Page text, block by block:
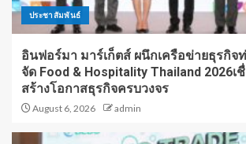
ประชาสัมพันธ์
อินฟอร์มา มาร์เก็ตส์ ผนึกเครือข่ายธุรกิจ
จัด Food & Hospitality Thailand 2026
สร้างโอกาสธุรกิจครบวงจร
August 6, 2026 admin